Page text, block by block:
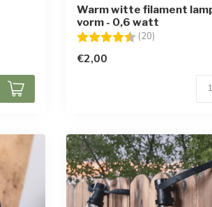
Warm witte filament
vorm - 0,6 watt
Beoordeling: (20)
€2,00